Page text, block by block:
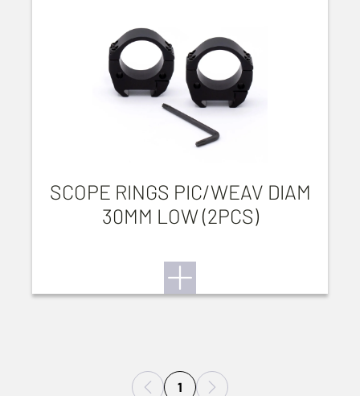
SCOPE RINGS PIC/WEAV DIAM
30MM LOW (2PCS)
1